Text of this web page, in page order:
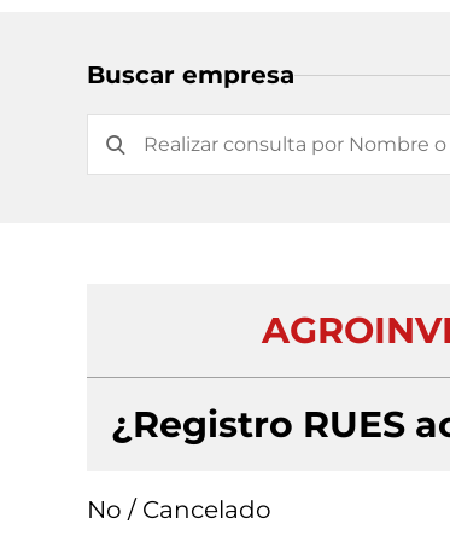
Buscar empresa
¿Registro RUES
No / Cancelado